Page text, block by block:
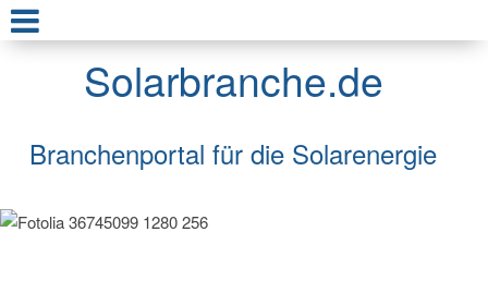
Solarbranche.de
Branchenportal für die Solarenergie